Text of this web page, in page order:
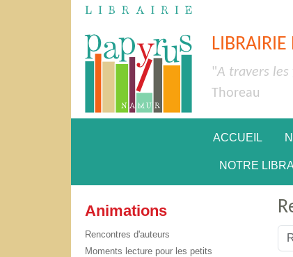
LIBRAIRIE
"A travers les
Thoreau
ACCUEIL
NOTRE
Animations
Rencontres d'auteurs
Moments lecture pour les petits